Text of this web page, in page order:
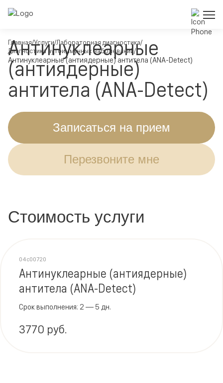
Главная Услуги Лабораторная диагностика
Диагностика аутоиммунных заболеваний
Антинуклеарные (антиядерные) антитела (ANA-Detect)
Антинуклеарные
(антиядерные)
антитела (ANA-Detect)
Записаться на прием
Перезвоните мне
Стоимость услуги
Антинуклеарные (антиядерные)
антитела (ANA-Detect)
04c00720
3770 руб.
Срок выполнения: 2 — 5 дн.